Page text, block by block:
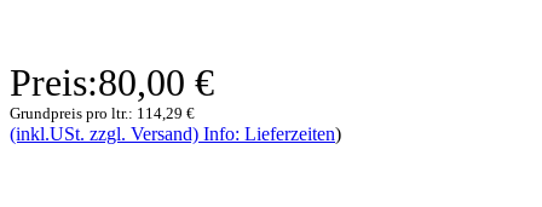
Preis:80,00 €
Grundpreis pro ltr.: 114,29 €
(inkl.USt. zzgl. Versand) Info: Lieferzeiten)